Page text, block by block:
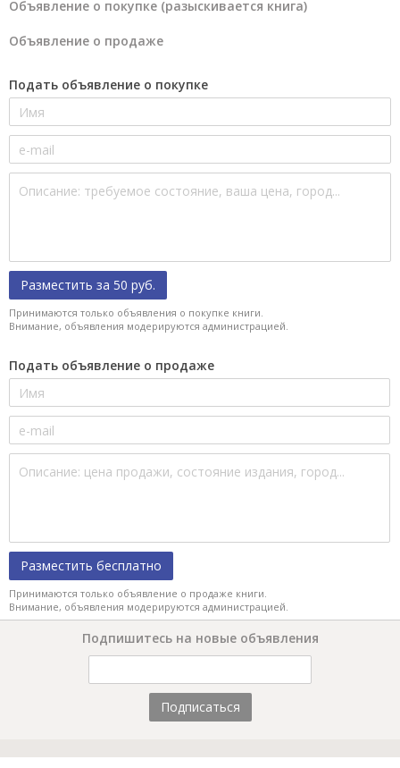
Объявление о покупке (разыскивается книга)
Объявление о продаже
Подать объявление о покупке
Разместить за 50 руб.
Принимаются только объявления о покупке книги.
Внимание, объявления модерируются администрацией.
Подать объявление о продаже
Разместить бесплатно
Принимаются только объявление о продаже книги.
Внимание, объявления модерируются администрацией.
Подпишитесь на новые объявления
Подписаться